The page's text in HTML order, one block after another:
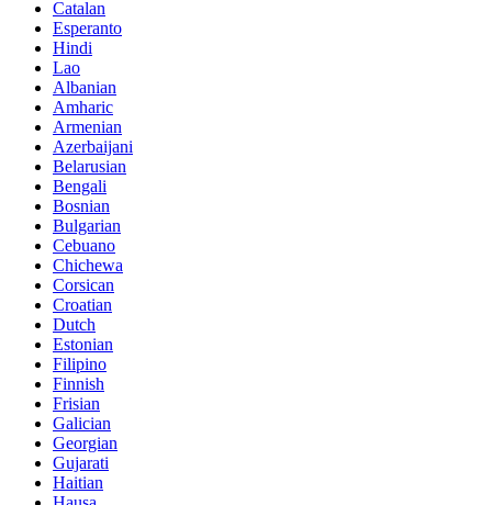
Catalan
Esperanto
Hindi
Lao
Albanian
Amharic
Armenian
Azerbaijani
Belarusian
Bengali
Bosnian
Bulgarian
Cebuano
Chichewa
Corsican
Croatian
Dutch
Estonian
Filipino
Finnish
Frisian
Galician
Georgian
Gujarati
Haitian